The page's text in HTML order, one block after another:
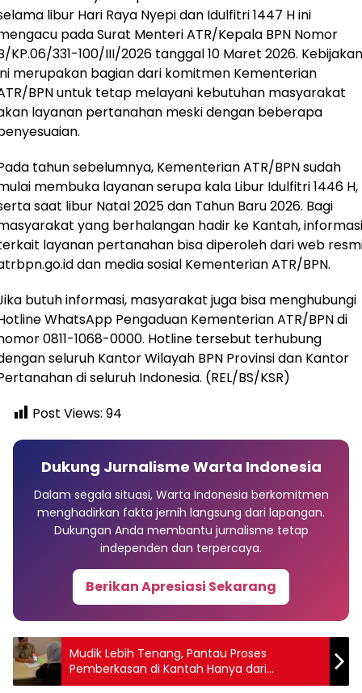
libur Hari Raya Nyepi dan Idulfitri 1447 H ini
pada Surat Menteri ATR/Kepala BPN Nomor
KP.06/331-100/III/2026 tanggal 10 Maret 2026. Kebijakan
merupakan bagian dari komitmen Kementerian
BPN untuk tetap melayani kebutuhan masyarakat
layanan pertanahan meski dengan beberapa
tahun sebelumnya, Kementerian ATR/BPN sudah
membuka layanan serupa kala Libur Idulfitri 1446 H,
saat libur Natal 2025 dan Tahun Baru 2026. Bagi
yang berhalangan hadir ke Kantah, informasi
layanan pertanahan bisa diperoleh dari web
dan media sosial Kementerian ATR/BPN.
butuh informasi, masyarakat juga bisa menghubungi
WhatsApp Pengaduan Kementerian ATR/BPN di
0811-1068-0000. Hotline tersebut terhubung
seluruh Kantor Wilayah BPN Provinsi dan Kantor
di seluruh Indonesia. (REL/BS/KSR)
Post Views: 94
Dukung Jurnalisme Warta Indonesia
Dalam segala situasi, Warta Indonesia berkomitmen
menghadirkan fakta jernih langsung dari lapangan.
Dukungan Anda membantu jurnalisme tetap
independen dan terpercaya.
Berikan Apresiasi Sekarang
Mudik Lebih Tenang, Pantau Proses
Pemberkasan di Kantah Hanya dari
Genggaman Tangan